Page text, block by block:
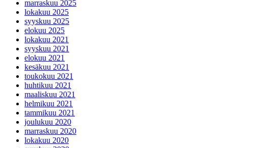
marraskuu 2025
lokakuu 2025
syyskuu 2025
elokuu 2025
lokakuu 2021
syyskuu 2021
elokuu 2021
kesäkuu 2021
toukokuu 2021
huhtikuu 2021
maaliskuu 2021
helmikuu 2021
tammikuu 2021
joulukuu 2020
marraskuu 2020
lokakuu 2020